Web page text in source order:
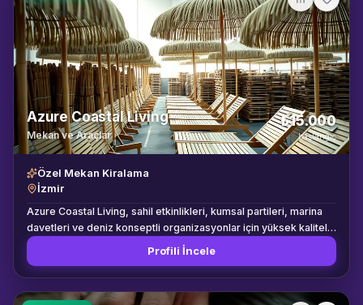
Azure Coastal Living
Mekan ve Araçlar
₺15.000
başlangıç
Özel Mekan Kiralama
İzmir
Azure Coastal Living, sahil etkinlikleri, kumsal partileri, marina
davetleri ve deniz konseptli organizasyonlar için yüksek kaliteli
ekipman ve eşya tedariği sağlayan öncü bir kiralama markasıdır.
Kuruluşumuzdan bu yana, zorlu deniz iklimine dayanıklı, estetik
ve işlevsel ürünlerimizle açık hava etkinliklerine değer katıyoruz.
Depolama ve lojistik altyapımız, tüm ürünlerin tuzlu suya, güneşe
Profili İncele